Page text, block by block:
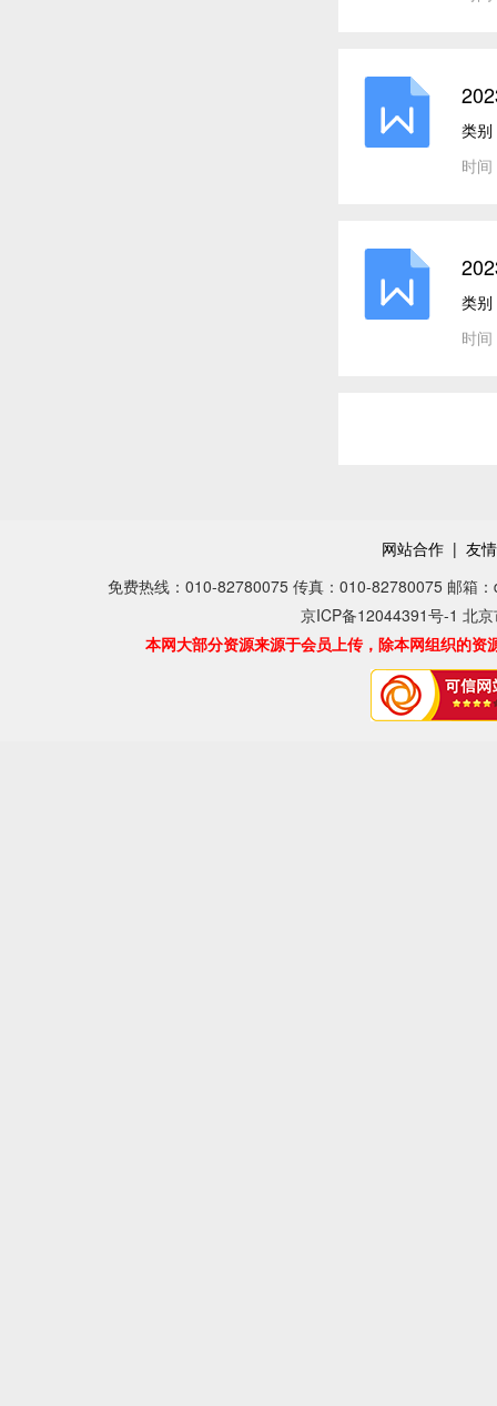
类别
时
类别
时
网站合作 | 友
免费热线：010-82780075 传真：010-82780075 邮箱
京ICP备12044391号-1 北
本网大部分资源来源于会员上传，除本网组织的